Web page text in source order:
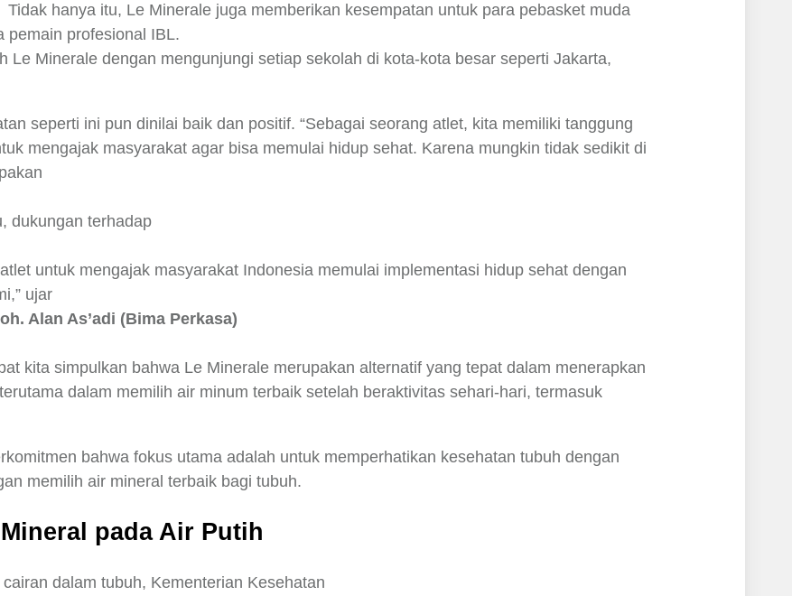
hanya itu, Le Minerale juga memberikan kesempatan untuk para pebasket muda
pemain profesional IBL.
Le Minerale dengan mengunjungi setiap sekolah di kota-kota besar seperti Jakarta,
seperti ini pun dinilai baik dan positif. “Sebagai seorang atlet, kita memiliki tanggung
mengajak masyarakat agar bisa memulai hidup sehat. Karena mungkin tidak sedikit di
dukungan terhadap
untuk mengajak masyarakat Indonesia memulai implementasi hidup sehat dengan
ujar
Alan As’adi (Bima Perkasa)
kita simpulkan bahwa Le Minerale merupakan alternatif yang tepat dalam menerapkan
dalam memilih air minum terbaik setelah beraktivitas sehari-hari, termasuk
bahwa fokus utama adalah untuk memperhatikan kesehatan tubuh dengan
memilih air mineral terbaik bagi tubuh.
pada Air Putih
dalam tubuh, Kementerian Kesehatan